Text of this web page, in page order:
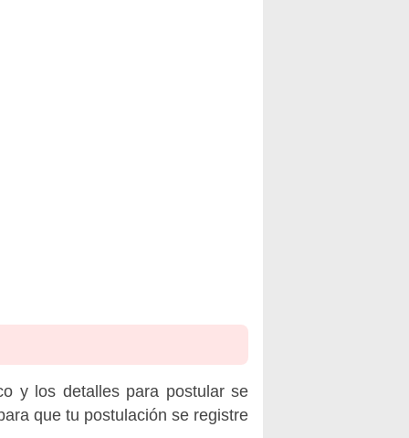
y los detalles para postular se
que tu postulación se registre